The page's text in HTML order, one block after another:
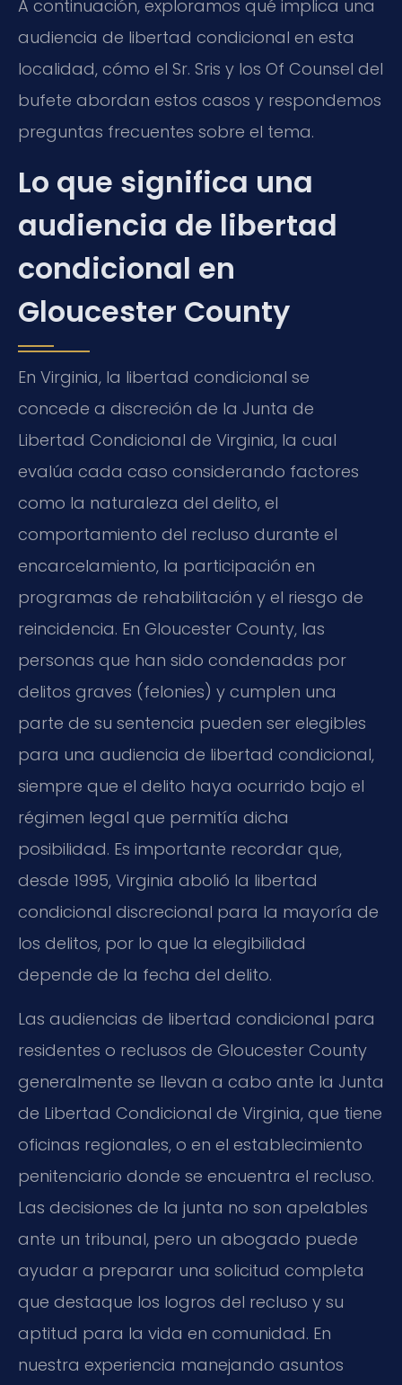
A continuación, exploramos qué implica una
audiencia de libertad condicional en esta
localidad, cómo el Sr. Sris y los Of Counsel del
bufete abordan estos casos y respondemos
preguntas frecuentes sobre el tema.
Lo que significa una
audiencia de libertad
condicional en
Gloucester County
En Virginia, la libertad condicional se
concede a discreción de la Junta de
Libertad Condicional de Virginia, la cual
evalúa cada caso considerando factores
como la naturaleza del delito, el
comportamiento del recluso durante el
encarcelamiento, la participación en
programas de rehabilitación y el riesgo de
reincidencia. En Gloucester County, las
personas que han sido condenadas por
delitos graves (felonies) y cumplen una
parte de su sentencia pueden ser elegibles
para una audiencia de libertad condicional,
siempre que el delito haya ocurrido bajo el
régimen legal que permitía dicha
posibilidad. Es importante recordar que,
desde 1995, Virginia abolió la libertad
condicional discrecional para la mayoría de
los delitos, por lo que la elegibilidad
depende de la fecha del delito.
Las audiencias de libertad condicional para
residentes o reclusos de Gloucester County
generalmente se llevan a cabo ante la Junta
de Libertad Condicional de Virginia, que tiene
oficinas regionales, o en el establecimiento
penitenciario donde se encuentra el recluso.
Las decisiones de la junta no son apelables
ante un tribunal, pero un abogado puede
ayudar a preparar una solicitud completa
que destaque los logros del recluso y su
aptitud para la vida en comunidad. En
nuestra experiencia manejando asuntos